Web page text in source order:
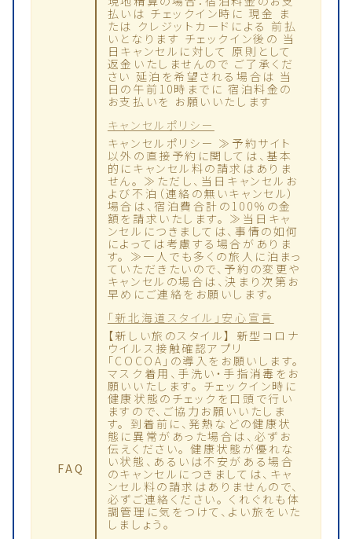
FAQ
払いは チェックイン時に 現金 ま
たは クレジットカードによる 前払
いとなります チェックイン後の 当
日キャンセルに対して 原則として
返金いたしませんので ご了承くだ
さい 延泊を希望される場合は 当
日の午前10時までに 宿泊料金の
お支払いを お願いいたします
キャンセルポリシー
キャンセルポリシー ≫予約サイト
以外の直接予約に関しては、基本
的にキャンセル料の請求はありま
せん。 ≫ただし、当日キャンセルお
よび不泊（連絡の無いキャンセル）
場合は、宿泊費合計の100％の金
額を請求いたします。 ≫当日キャ
ンセルにつきましては、事情の如何
によっては考慮する場合がありま
す。 ≫一人でも多くの旅人に泊まっ
ていただきたいので、予約の変更や
キャンセルの場合は、決まり次第お
早めにご連絡をお願いします。
「新北海道スタイル」安心宣言
【新しい旅のスタイル】 新型コロナ
ウイルス接触確認アプリ
「COCOA」の導入をお願いします。
マスク着用、手洗い・手指消毒をお
願いいたします。 チェックイン時に
健康状態のチェックを口頭で行い
ますので、ご協力お願いいたしま
す。 到着前に、発熱などの健康状
態に異常があった場合は、必ずお
伝えください。 健康状態が優れな
い状態、あるいは不安がある場合
のキャンセルにつきましては、キャ
ンセル料の請求はありませんので、
必ずご連絡ください。 くれぐれも体
調管理に気をつけて、よい旅をいた
しましょう。